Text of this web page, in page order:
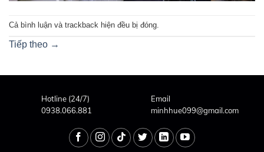
Cả bình luận và trackback hiện đều bị đóng.
Tiếp theo →
Hotline (24/7)
0938.066.881
Email
minhhue099@gmail.com